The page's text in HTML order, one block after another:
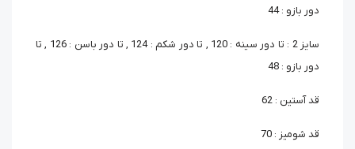
دور بازو : 44
سایز 2 : تا دور سینه : 120 , تا دور شکم : 124 , تا دور باسن : 126 , تا
دور بازو : 48
قد آستین : 62
قد شومیز : 70